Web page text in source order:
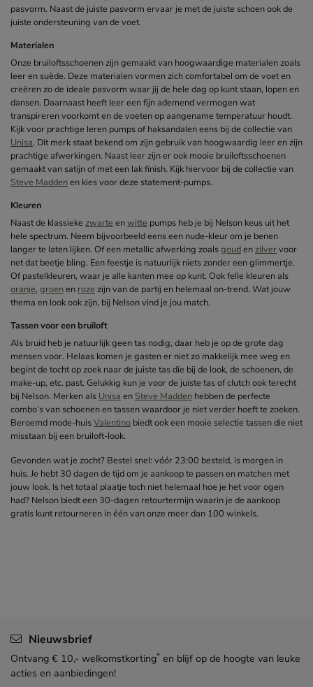
pasvorm. Naast de juiste pasvorm ervaar je met de juiste schoen ook de
juiste ondersteuning van de voet.
Materialen
Onze bruiloftsschoenen zijn gemaakt van hoogwaardige materialen zoals
leer en suède. Deze materialen vormen zich comfortabel om de voet en
creëren zo de ideale pasvorm waar jij de hele dag op kunt staan, lopen en
dansen. Daarnaast heeft leer een fijn ademend vermogen wat
transpireren voorkomt en de voeten op aangename temperatuur houdt.
Kijk voor prachtige leren pumps of haksandalen eens bij de collectie van
Unisa. Dit merk staat bekend om zijn gebruik van hoogwaardig leer en zijn
prachtige afwerkingen. Naast leer zijn er ook mooie bruiloftsschoenen
gemaakt van satijn of met een lak finish. Kijk hiervoor bij de collectie van
Steve Maddenen kies voor deze statement-pumps.
Kleuren
Naast de klassieke zwarte enwitte pumps heb je bij Nelson keus uit het
hele spectrum. Neem bijvoorbeeld eens een nude-kleur om je benen
langer te laten lijken. Of een metallic afwerking zoalsgoudenzilvervoor
net dat beetje bling. Een feestje is natuurlijk niets zonder een glimmertje.
Of pastelkleuren, waar je alle kanten mee op kunt. Ook felle kleuren als
oranje, groenen roze zijn van de partij en helemaal on-trend. Wat jouw
thema en look ook zijn, bij Nelson vind je jou match.
Tassen voor een bruiloft
Als bruid heb je natuurlijk geen tas nodig, daar heb je op de grote dag
mensen voor. Helaas komen je gasten er niet zo makkelijk mee weg en
begint de tocht op zoek naar de juiste tas die bij de look, de schoenen, de
make-up, etc. past. Gelukkig kun je voor de juiste tas of clutch ook terecht
bij Nelson. Merken als Unisa en Steve Madden hebben de perfecte
combo’s van schoenen en tassen waardoor je niet verder hoeft te zoeken.
Beroemd mode-huisValentino biedt ook een mooie selectie tassen die niet
misstaan bij een bruiloft-look.
Gevonden wat je zocht? Bestel snel: vóór 23:00 besteld, is morgen in
huis. Je hebt 30 dagen de tijd om je aankoop te passen en matchen met
jouw look. Is het totaal plaatje toch niet helemaal hoe je het voor ogen
had? Nelson biedt een 30-dagen retourtermijn waarin je de aankoop
gratis kunt retourneren in één van onze meer dan 100 winkels.
Nieuwsbrief
Ontvang € 10,- welkomstkorting* en blijf op de hoogte van leuke
acties en aanbiedingen!